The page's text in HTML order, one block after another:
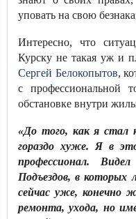
уповать на свою
Интересно, что
Курску не такая уж и
Сергей Белокопытов,
с профессиональной
обстановке внутри
«До того, как я стал
гораздо хуже. Я в
профессионал.
Подъездов, в которых
сейчас уже, конечно
ремонта, ухода, но